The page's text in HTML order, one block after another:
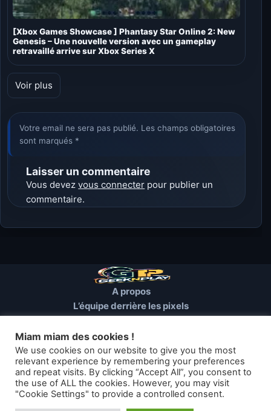
[Xbox Games Showcase ] Phantasy Star Online 2: New
Genesis – Une nouvelle version avec un gameplay
retravaillé arrive sur Xbox Series X
Voir plus
Votre email ne sera pas publié. Les champs obligatoires
sont marqués *
Laisser un commentaire
Vous devezvous connecter pour publier un
commentaire.
A propos
L’équipe derrière les pixels
Mentions Légales
Cookies et autres traceurs
© 2026 GEEKNPLAY — Tous droits réservés
Les articles de geeknplay.fr sont mis à disposition selon les termes
Miam miam des cookies !
We use cookies on our website to give you the most
relevant experience by remembering your preferences
and repeat visits. By clicking “Accept All”, you consent to
the use of ALL the cookies. However, you may visit
"Cookie Settings" to provide a controlled consent.